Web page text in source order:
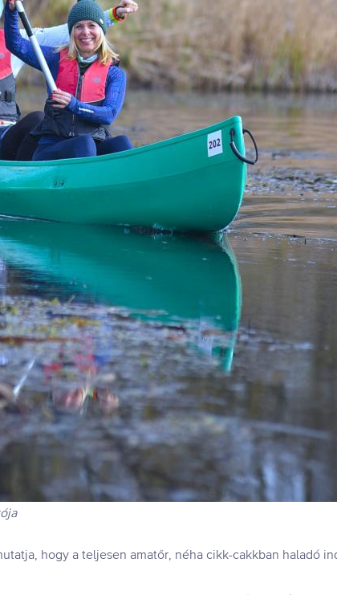
hogy a teljesen amatőr, néha cikk-cakkban haladó